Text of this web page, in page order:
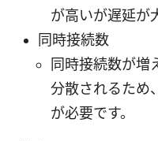
が高いが遅延が
同時接続数
同時接続数が増
分散されるため
が必要です。